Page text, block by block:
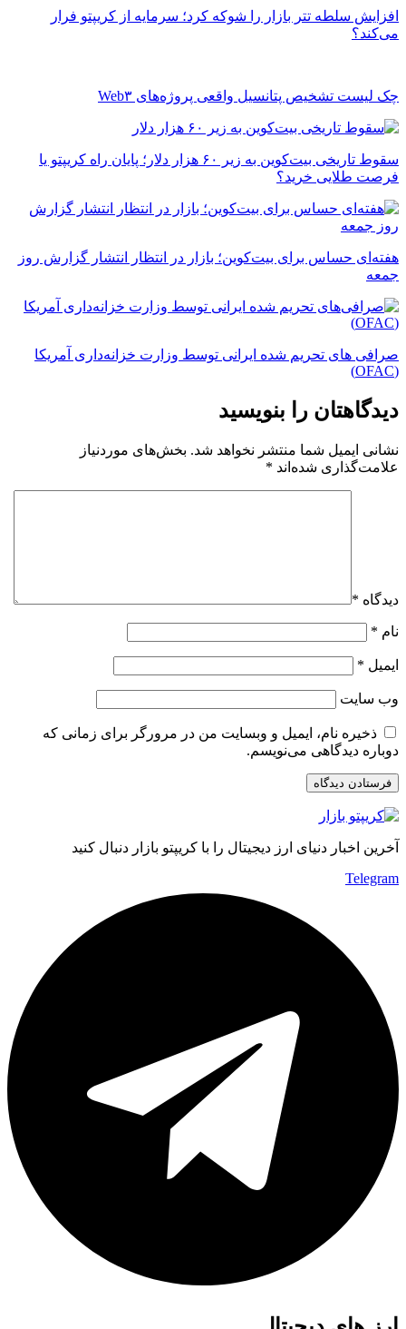
افزایش سلطه تتر بازار را شوکه کرد؛ سرمایه از کریپتو فرار
می‌کند؟
چک ‌لیست تشخیص پتانسیل واقعی پروژه‌های Web۳
سقوط تاریخی بیت‌کوین به زیر ۶۰ هزار دلار؛ پایان راه کریپتو یا
فرصت طلایی خرید؟
هفته‌ای حساس برای بیت‌کوین؛ بازار در انتظار انتشار گزارش روز
جمعه
صرافی های تحریم شده ایرانی توسط وزارت خزانه‌داری آمریکا
(OFAC)
دیدگاهتان را بنویسید
نشانی ایمیل شما منتشر نخواهد شد. بخش‌های موردنیاز
علامت‌گذاری شده‌اند *
دیدگاه *
نام *
ایمیل *
وب‌ سایت
ذخیره نام، ایمیل و وبسایت من در مرورگر برای زمانی که
دوباره دیدگاهی می‌نویسم.
آخرین اخبار دنیای ارز دیجیتال را با کریپتو بازار دنبال کنید
Telegram